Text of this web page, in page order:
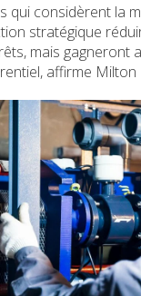
qui considèrent la
stratégique
mais gagneront
affirme Milton